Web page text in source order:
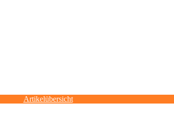
Artikelübersicht